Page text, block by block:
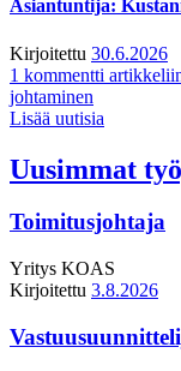
Asiantuntija:
Kirjoitettu 30.6.2026
1 kommentti
johtaminen
Lisää uutisia
Uusimmat
Toimitusjohtaja
Yritys KOAS
Kirjoitettu 3.8.2026